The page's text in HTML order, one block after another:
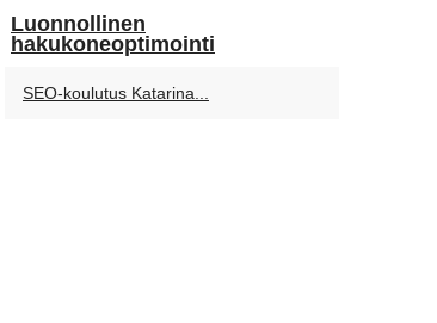
Luonnollinen
hakukoneoptimointi
SEO-koulutus Katarina...